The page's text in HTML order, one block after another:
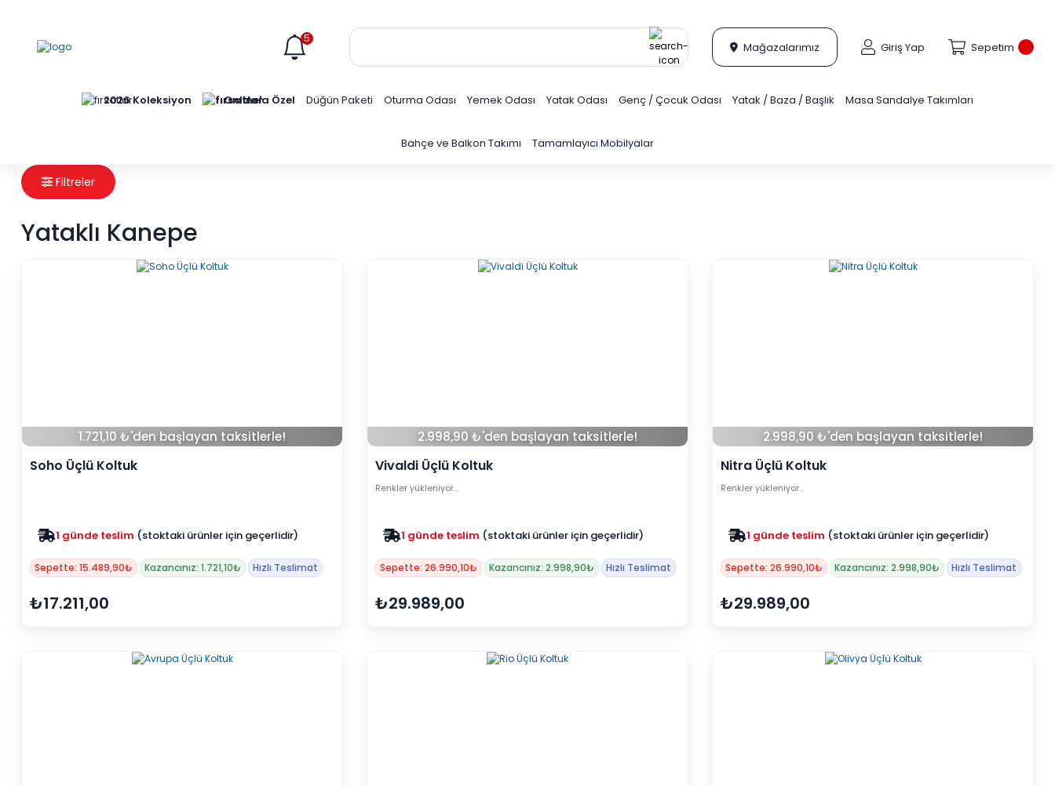
5
Mağazalarımız Giriş Yap Sepetim
2026 Koleksiyon Online'a Özel Düğün Paketi Oturma Odası Yemek Odası Yatak Odası Genç / Çocuk Odası Yatak / Baza / Başlık Masa Sandalye Takımları
Bahçe ve Balkon Takımı Tamamlayıcı Mobilyalar
Filtreler
Yataklı Kanepe
1.721,10 ₺'den başlayan taksitlerle!
Soho Üçlü Koltuk
Zam yok 2025 fiyatları devam ediyor
Sepette: 15.489,90₺ Kazancınız: 1.721,10₺ Hızlı Teslimat
₺17.211,00
2.998,90 ₺'den başlayan taksitlerle!
Vivaldi Üçlü Koltuk
Renkler yükleniyor…
Zam yok 2025 fiyatları devam ediyor
Sepette: 26.990,10₺ Kazancınız: 2.998,90₺ Hızlı Teslimat
₺29.989,00
2.998,90 ₺'den başlayan taksitlerle!
Nitra Üçlü Koltuk
Renkler yükleniyor…
Zam yok 2025 fiyatları devam ediyor
Sepette: 26.990,10₺ Kazancınız: 2.998,90₺ Hızlı Teslimat
₺29.989,00